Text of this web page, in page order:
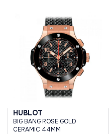
HUBLOT
BIG BANG ROSE GOLD
CERAMIC 44MM